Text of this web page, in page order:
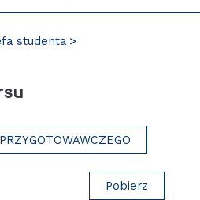
studenta
Pobierz